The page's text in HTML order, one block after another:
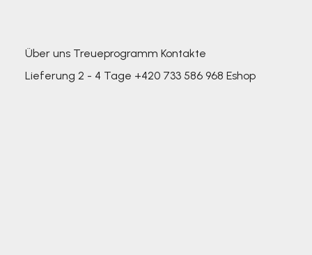
Über uns Treueprogramm Kontakte
Lieferung 2 - 4 Tage +420 733 586 968 Eshop